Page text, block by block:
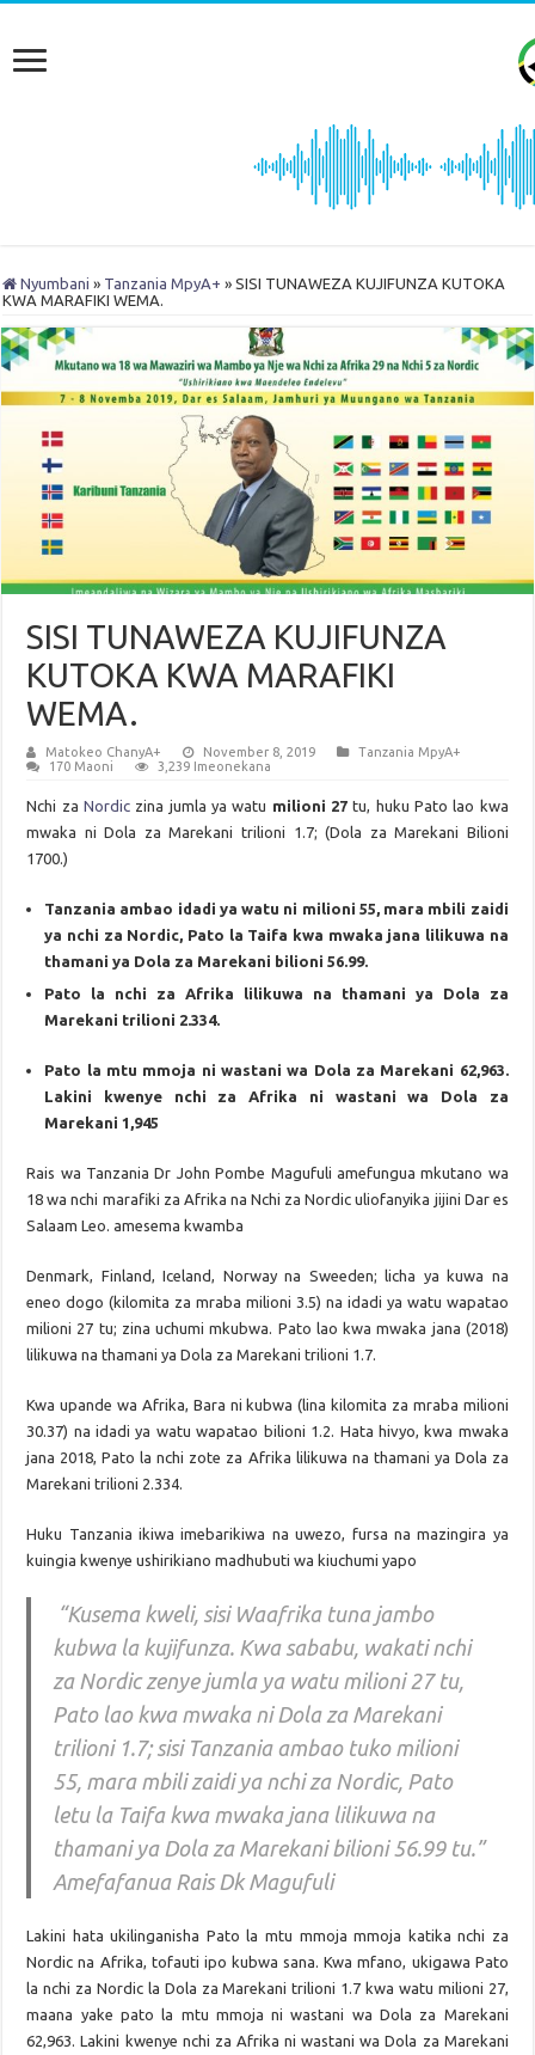
Nyumbani » Tanzania MpyA+ » SISI TUNAWEZA KUJIFUNZA KUTOKA
KWA MARAFIKI WEMA.
SISI TUNAWEZA KUJIFUNZA
KUTOKA KWA MARAFIKI
WEMA.
Matokeo ChanyA+ November 8, 2019
Tanzania MpyA+
170 Maoni
3,239 Imeonekana
Nchi za Nordiczina jumla ya watu milioni 27 tu, huku Pato lao kwa
mwaka ni Dola za Marekani trilioni 1.7; (Dola za Marekani Bilioni
1700.)
Tanzania ambao idadi ya watu ni milioni 55, mara mbili zaidi
ya nchi za Nordic, Pato la Taifa kwa mwaka jana lilikuwa na
thamani ya Dola za Marekani bilioni 56.99.
Pato la nchi za Afrika lilikuwa na thamani ya Dola za
Marekani trilioni 2.334.
Pato la mtu mmoja ni wastani wa Dola za Marekani 62,963.
Lakini kwenye nchi za Afrika ni wastani wa Dola za
Marekani 1,945
Rais wa Tanzania Dr John Pombe Magufuli amefungua mkutano wa
18 wa nchi marafiki za Afrika na Nchi za Nordic uliofanyika jijini Dar es
Salaam Leo. amesema kwamba
Denmark, Finland, Iceland, Norway na Sweeden; licha ya kuwa na
eneo dogo (kilomita za mraba milioni 3.5) na idadi ya watu wapatao
milioni 27 tu; zina uchumi mkubwa. Pato lao kwa mwaka jana (2018)
lilikuwa na thamani ya Dola za Marekani trilioni 1.7.
Kwa upande wa Afrika, Bara ni kubwa (lina kilomita za mraba milioni
30.37) na idadi ya watu wapatao bilioni 1.2. Hata hivyo, kwa mwaka
jana 2018, Pato la nchi zote za Afrika lilikuwa na thamani ya Dola za
Marekani trilioni 2.334.
Huku Tanzania ikiwa imebarikiwa na uwezo, fursa na mazingira ya
kuingia kwenye ushirikiano madhubuti wa kiuchumi yapo
“Kusema kweli, sisi Waafrika tuna jambo
kubwa la kujifunza. Kwa sababu, wakati nchi
za Nordic zenye jumla ya watu milioni 27 tu,
Pato lao kwa mwaka ni Dola za Marekani
trilioni 1.7; sisi Tanzania ambao tuko milioni
55, mara mbili zaidi ya nchi za Nordic, Pato
letu la Taifa kwa mwaka jana lilikuwa na
thamani ya Dola za Marekani bilioni 56.99 tu.”
Amefafanua Rais Dk Magufuli
Lakini hata ukilinganisha Pato la mtu mmoja mmoja katika nchi za
Nordic na Afrika, tofauti ipo kubwa sana. Kwa mfano, ukigawa Pato
la nchi za Nordic la Dola za Marekani trilioni 1.7 kwa watu milioni 27,
maana yake pato la mtu mmoja ni wastani wa Dola za Marekani
62,963. Lakini kwenye nchi za Afrika ni wastani wa Dola za Marekani